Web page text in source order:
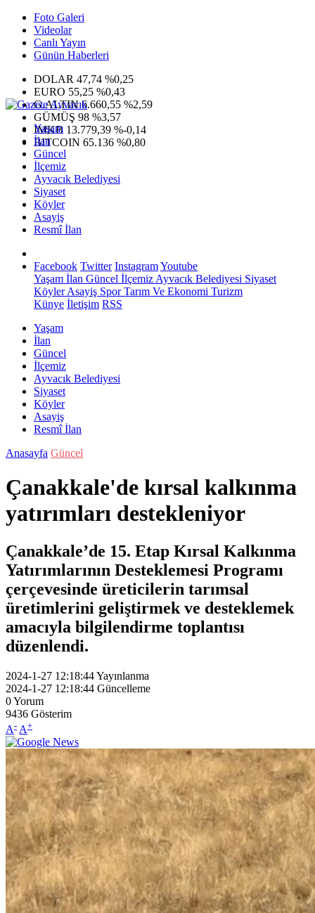
Foto Galeri
Videolar
Canlı Yayın
Günün Haberleri
DOLAR 47,74 %0,25
EURO 55,25 %0,43
G.ALTIN6.660,55 %2,59
GÜMÜŞ 98 %3,57
IMKB 13.779,39 %-0,14
BITCOIN 65.136 %0,80
Yaşam
İlan
Güncel
İlçemiz
Ayvacık Belediyesi
Siyaset
Köyler
Asayiş
Resmî İlan
Facebook Twitter InstagramYoutube
Yaşam İlan Güncel İlçemiz Ayvacık Belediyesi Siyaset
KöylerAsayiş SporTarım Ve Ekonomi Turizm
Künye İletişim RSS
Yaşam
İlan
Güncel
İlçemiz
Ayvacık Belediyesi
Siyaset
Köyler
Asayiş
Resmî İlan
Anasayfa Güncel
Çanakkale'de kırsal kalkınma
yatırımları destekleniyor
Çanakkale’de 15. Etap Kırsal Kalkınma
Yatırımlarının Desteklemesi Programı
çerçevesinde üreticilerin tarımsal
üretimlerini geliştirmek ve desteklemek
amacıyla bilgilendirme toplantısı
düzenlendi.
2024-1-27 12:18:44Yayınlanma
2024-1-27 12:18:44 Güncelleme
0Yorum
9436 Gösterim
A- A+